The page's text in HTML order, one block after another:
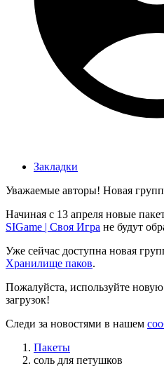
Закладки
Уважаемые авторы! Новая
Начиная с 13 апреля новые
SIGame | Своя Игра не будут
Уже сейчас доступна новая
Хранилище паков.
Пожалуйста, используйте
загрузок!
Следи за новостями в нашем
Пакеты
соль для петушков